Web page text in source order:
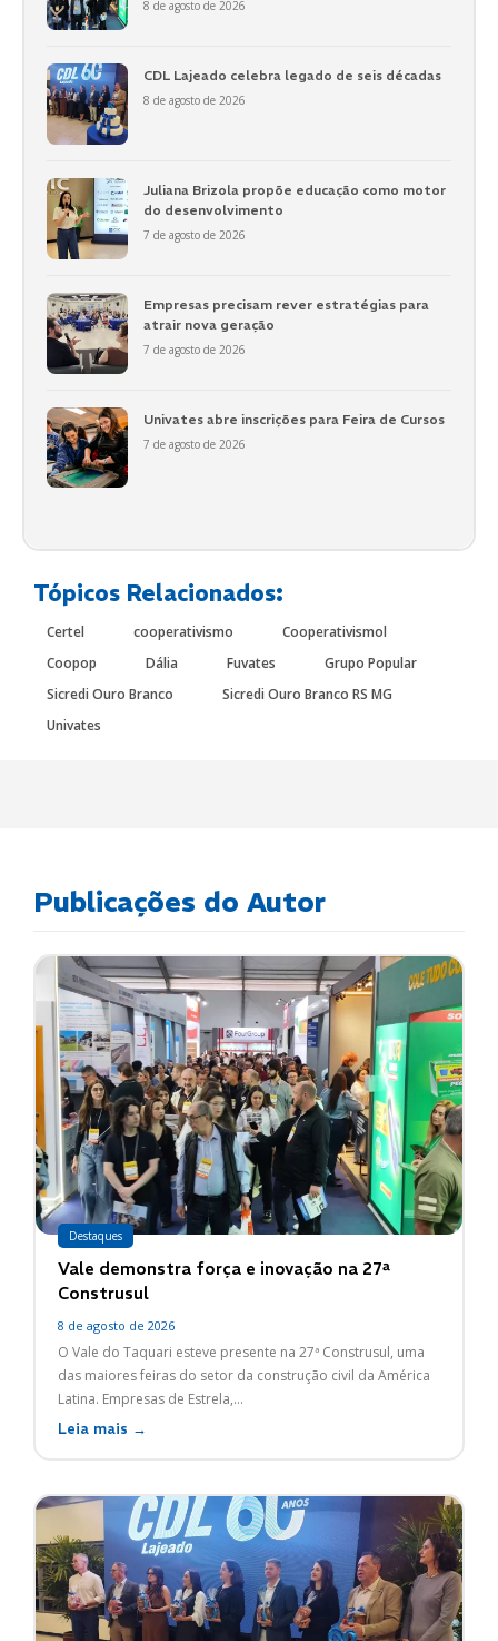
8 de agosto de 2026
CDL Lajeado celebra legado de seis décadas
8 de agosto de 2026
Juliana Brizola propõe educação como motor
do desenvolvimento
7 de agosto de 2026
Empresas precisam rever estratégias para
atrair nova geração
7 de agosto de 2026
Univates abre inscrições para Feira de Cursos
7 de agosto de 2026
Tópicos Relacionados:
Certel cooperativismo
Cooperativismol
Coopop
Dália Fuvates
Grupo Popular
Sicredi Ouro Branco
Sicredi Ouro Branco RS MG
Univates
Publicações do Autor
Destaques
Vale demonstra força e inovação na 27ª
Construsul
8 de agosto de 2026
O Vale do Taquari esteve presente na 27ª Construsul, uma
das maiores feiras do setor da construção civil da América
Latina. Empresas de Estrela,...
Leia mais →